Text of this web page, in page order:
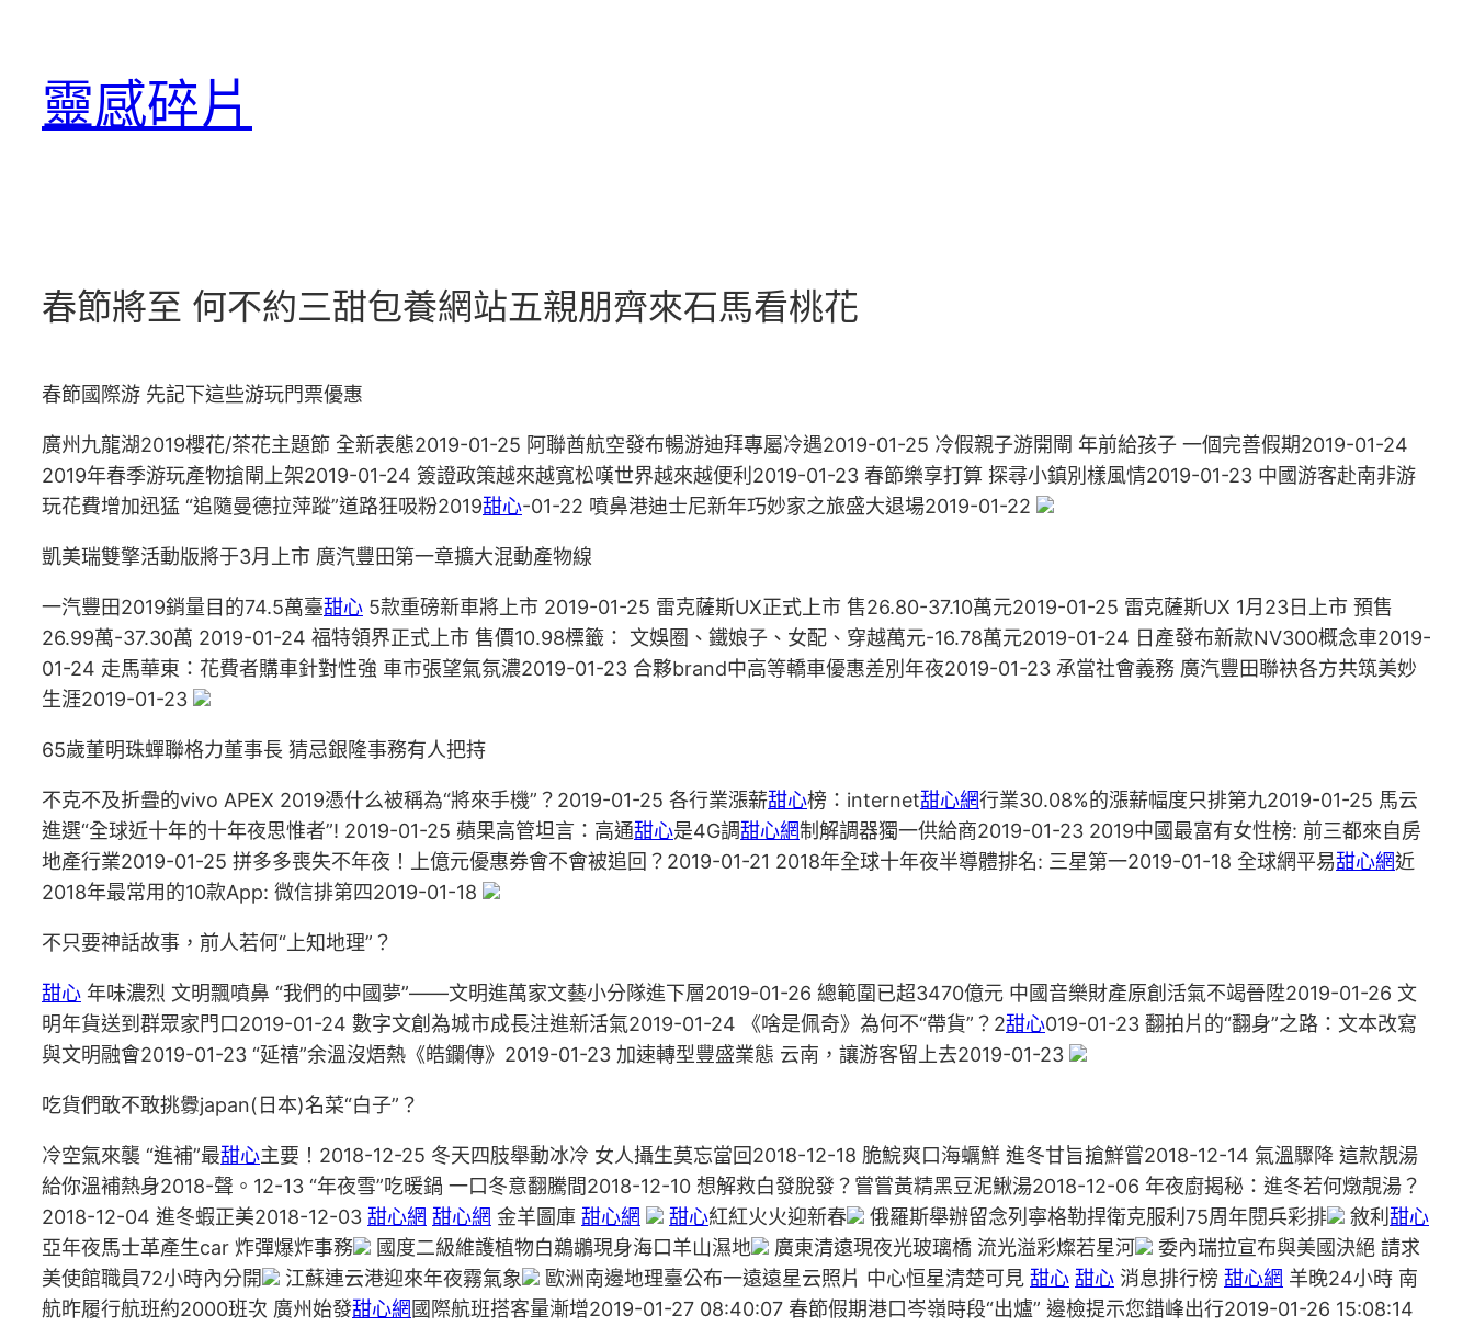
靈感碎片
春節將至 何不約三甜包養網站五親朋齊來石馬看桃花
春節國際游 先記下這些游玩門票優惠
廣州九龍湖2019櫻花/茶花主題節 全新表態2019-01-25 阿聯酋航空發布暢游迪拜專屬冷遇2019-01-25 冷假親子游開閘 年前給孩子 一個完善假期2019-01-24
2019年春季游玩產物搶閘上架2019-01-24 簽證政策越來越寬松嘆世界越來越便利2019-01-23 春節樂享打算 探尋小鎮別樣風情2019-01-23 中國游客赴南非游
玩花費增加迅猛 “追隨曼德拉萍蹤”道路狂吸粉2019甜心-01-22 噴鼻港迪士尼新年巧妙家之旅盛大退場2019-01-22
凱美瑞雙擎活動版將于3月上市 廣汽豐田第一章擴大混動產物線
一汽豐田2019銷量目的74.5萬臺甜心 5款重磅新車將上市 2019-01-25 雷克薩斯UX正式上市 售26.80-37.10萬元2019-01-25 雷克薩斯UX 1月23日上市 預售
26.99萬-37.30萬 2019-01-24 福特領界正式上市 售價10.98標籤： 文娛圈、鐵娘子、女配、穿越萬元-16.78萬元2019-01-24 日產發布新款NV300概念車2019-
01-24 走馬華東：花費者購車針對性強 車市張望氣氛濃2019-01-23 合夥brand中高等轎車優惠差別年夜2019-01-23 承當社會義務 廣汽豐田聯袂各方共筑美妙
生涯2019-01-23
65歲董明珠蟬聯格力董事長 猜忌銀隆事務有人把持
不克不及折疊的vivo APEX 2019憑什么被稱為“將來手機”？2019-01-25 ​各行業漲薪甜心榜：internet甜心網行業30.08%的漲薪幅度只排第九2019-01-25 馬云
進選“全球近十年的十年夜思惟者”! 2019-01-25 蘋果高管坦言：高通甜心是4G調甜心網制解調器獨一供給商2019-01-23 2019中國最富有女性榜: 前三都來自房
地產行業2019-01-25 拼多多喪失不年夜！上億元優惠券會不會被追回？2019-01-21 2018年全球十年夜半導體排名: 三星第一2019-01-18 全球網平易甜心網近
2018年最常用的10款App: 微信排第四2019-01-18
不只要神話故事，前人若何“上知地理”？
甜心 年味濃烈 文明飄噴鼻 “我們的中國夢”——文明進萬家文藝小分隊進下層2019-01-26 總範圍已超3470億元 中國音樂財產原創活氣不竭晉陞2019-01-26 文
明年貨送到群眾家門口2019-01-24 數字文創為城市成長注進新活氣2019-01-24 《啥是佩奇》為何不“帶貨”？2甜心019-01-23 翻拍片的“翻身”之路：文本改寫
與文明融會2019-01-23 “延禧”余溫沒焐熱《皓鑭傳》2019-01-23 加速轉型豐盛業態 云南，讓游客留上去2019-01-23
吃貨們敢不敢挑釁japan(日本)名菜“白子”？
冷空氣來襲 “進補”最甜心主要！2018-12-25 冬天四肢舉動冰冷 女人攝生莫忘當回2018-12-18 脆鯇爽口海蠣鮮 進冬甘旨搶鮮嘗2018-12-14 氣溫驟降 這款靚湯
給你溫補熱身2018-聲。12-13 “年夜雪”吃暖鍋 一口冬意翻騰間2018-12-10 想解救白發脫發？嘗嘗黃精黑豆泥鰍湯2018-12-06 年夜廚揭秘：進冬若何燉靚湯？
2018-12-04 進冬蝦正美2018-12-03 甜心網 甜心網 金羊圖庫 甜心網 甜心紅紅火火迎新春 俄羅斯舉辦留念列寧格勒捍衛克服利75周年閱兵彩排 敘利 甜心
亞年夜馬士革產生car 炸彈爆炸事務
國度二級維護植物白鵜鶘現身海口羊山濕地 廣東清遠現夜光玻璃橋 流光溢彩燦若星河
委內瑞拉宣布與美國決絕 請求
美使館職員72小時內分開
江蘇連云港迎來年夜霧氣象 歐洲南邊地理臺公布一遠遠星云照片 中心恒星清楚可見 甜心 甜心 消息排行榜 甜心網 羊晚24小時 南
航昨履行航班約2000班次 廣州始發甜心網 國際航班搭客量漸增2019-01-27 08:40:07 春節假期港口岑嶺時段“出爐” 邊檢提示您錯峰出行2019-01-26 15:08:14